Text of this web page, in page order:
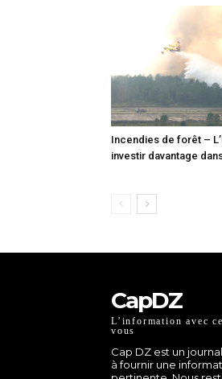
Incendies de forêt –
investir davantage
CapDZ
L’information avec
vous
Cap DZ est un
à fournir une